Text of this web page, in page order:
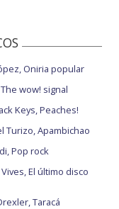
Oniria popular
wow! signal
Keys, Peaches!
Turizo, Apambichao
Pop rock
El último disco
Taracá